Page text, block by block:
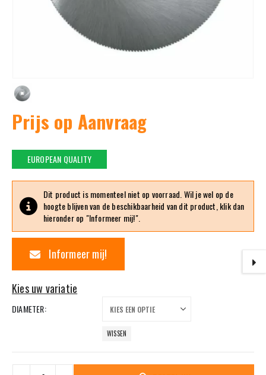
Prijs op Aanvraag
EUROPEAN QUALITY
Dit product is momenteel niet op voorraad. Wil je wel op de
hoogte blijven van de beschikbaarheid van dit product, klik dan
hieronder op "Informeer mij!".
Informeer mij!
DIAMETER
WISSEN